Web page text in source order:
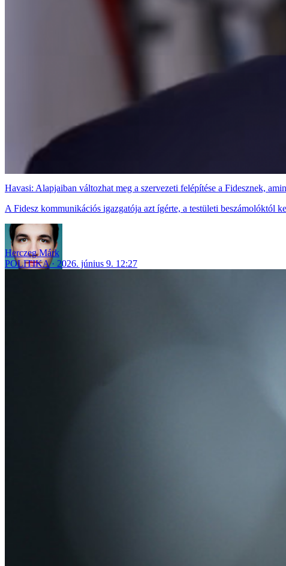
Havasi: Alapjaiban változhat meg a szervezeti felépítése a Fidesznek,
A Fidesz kommunikációs igazgatója azt ígérte, a testületi beszámolóktól
Herczeg Márk
POLITIKA
2026. június 9. 12:27